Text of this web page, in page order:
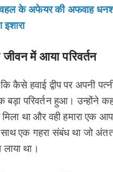
के अफेयर की अफवाह
में आया परिवर्तन
कैसे हवाई द्वीप पर अपनी
परिवर्तन हुआ। उन्होंने
मिला था और वही हमारा एक
एक गहरा संबंध था जो
था।